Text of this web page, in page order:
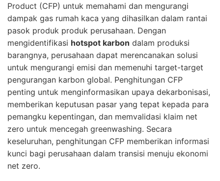
Product (CFP) untuk memahami dan mengurangi
dampak gas rumah kaca yang dihasilkan dalam rantai
pasok produk produk perusahaan. Dengan
mengidentifikasi hotspot karbon dalam produksi
barangnya, perusahaan dapat merencanakan solusi
untuk mengurangi emisi dan memenuhi target-target
pengurangan karbon global. Penghitungan CFP
penting untuk menginformasikan upaya dekarbonisasi,
memberikan keputusan pasar yang tepat kepada para
pemangku kepentingan, dan memvalidasi klaim net
zero untuk mencegah greenwashing. Secara
keseluruhan, penghitungan CFP memberikan informasi
kunci bagi perusahaan dalam transisi menuju ekonomi
net zero.